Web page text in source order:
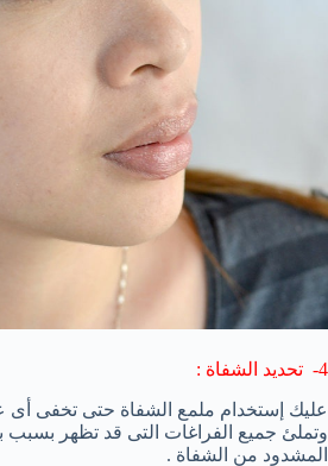
4- تحديد الشفاة :
عليك إستخدام ملمع الشفاة حتى تخفى أى
وتملئ جميع الفراغات التى قد تظهر بسبب
المشدود من الشفاة .